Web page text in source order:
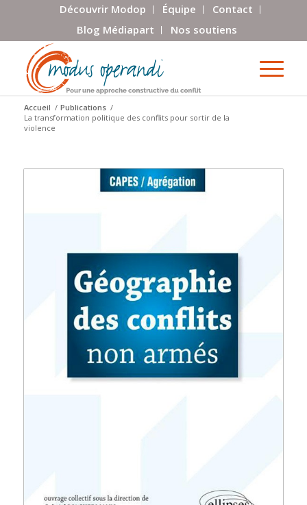
Découvrir Modop Équipe
Contact
Blog Médiapart
Nos soutiens
Accueil / Publications /
La transformation politique des conflits pour sortir de la
violence